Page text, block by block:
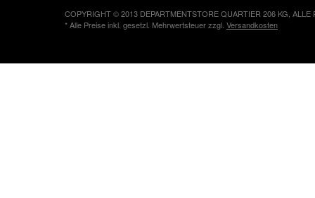
COPYRIGHT © 2013 DEPARTMENTSTORE QUARTIER 206 KG, ALLE
* Alle Preise inkl. gesetzl. Mehrwertsteuer zzgl. Versandkosten